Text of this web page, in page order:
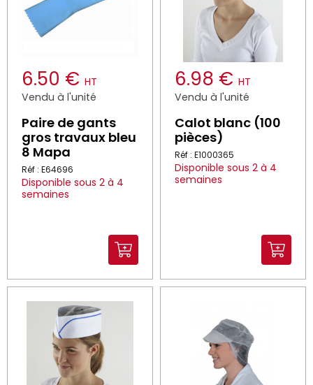
6.50 € HT
Vendu à l'unité
Paire de gants
gros travaux bleu
8 Mapa
Réf : E64696
Disponible sous 2 à 4
semaines
6.98 € HT
Vendu à l'unité
Calot blanc (100
pièces)
Réf : E1000365
Disponible sous 2 à 4
semaines